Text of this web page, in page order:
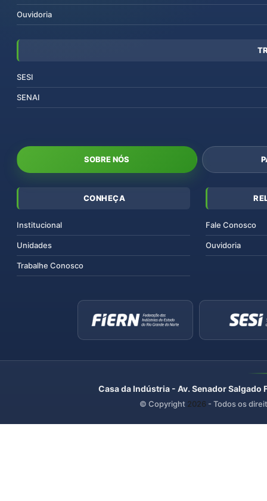
Ouvidoria
SESI
SENAI
SOBRE NÓS
CONHEÇA
Institucional
Unidades
Trabalhe Conosco
Fale Conosco
Ouvidoria
Casa da Indústria - Av. Senador
© Copyright 2026 - Todos os